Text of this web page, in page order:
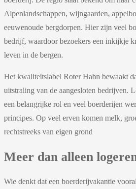
Alpenlandschappen, wijngaarden,
eeuwenoude bergdorpen. Hier zijn veel
bedrijf, waardoor bezoekers een inkijkje
leven in de bergen.
Het kwaliteitslabel Roter Hahn bewaakt
uitstraling van de aangesloten bedrijven.
een belangrijke rol en veel boerderijen
principes. Op veel erven komen melk,
rechtstreeks van eigen grond
Meer dan alleen
Wie denkt dat een boerderijvakantie